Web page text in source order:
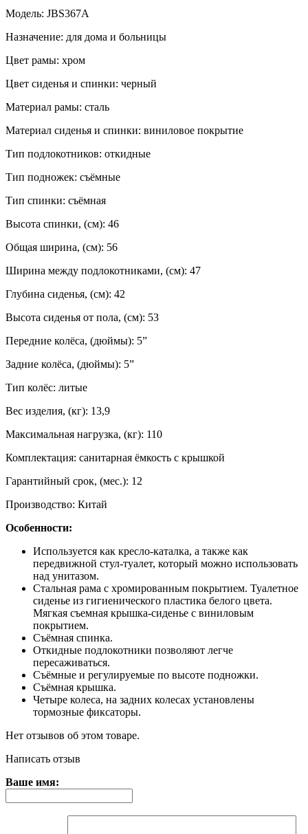
Модель: JBS367A
Назначение: для дома и больницы
Цвет рамы: хром
Цвет сиденья и спинки: черный
Материал рамы: сталь
Материал сиденья и спинки: виниловое покрытие
Тип подлокотников: откидные
Тип подножек: съёмные
Тип спинки: съёмная
Высота спинки, (см): 46
Общая ширина, (см): 56
Ширина между подлокотниками, (см): 47
Глубина сиденья, (см): 42
Высота сиденья от пола, (см): 53
Передние колёса, (дюймы): 5”
Задние колёса, (дюймы): 5”
Тип колёс: литые
Вес изделия, (кг): 13,9
Максимальная нагрузка, (кг): 110
Комплектация: санитарная ёмкость с крышкой
Гарантийный срок, (мес.): 12
Производство: Китай
Особенности:
Используется как кресло-каталка, а также как
передвижной стул-туалет, который можно использовать
над унитазом.
Стальная рама с хромированным покрытием. Туалетное
сиденье из гигиенического пластика белого цвета.
Мягкая съемная крышка-сиденье с виниловым
покрытием.
Съёмная спинка.
Откидные подлокотники позволяют легче
пересаживаться.
Съёмные и регулируемые по высоте подножки.
Съёмная крышка.
Четыре колеса, на задних колесах установлены
тормозные фиксаторы.
Нет отзывов об этом товаре.
Написать отзыв
Ваше имя: